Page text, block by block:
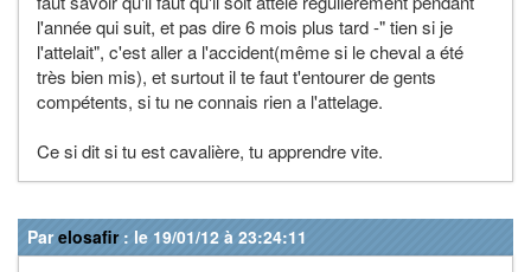
l'année qui suit, et pas dire 6 mois plus tard -" tien si je
l'attelait", c'est aller a l'accident(même si le cheval a été
très bien mis), et surtout il te faut t'entourer de gents
compétents, si tu ne connais rien a l'attelage.
Ce si dit si tu est cavalière, tu apprendre vite.
Parelosafir: le 19/01/12 à 23:24:11